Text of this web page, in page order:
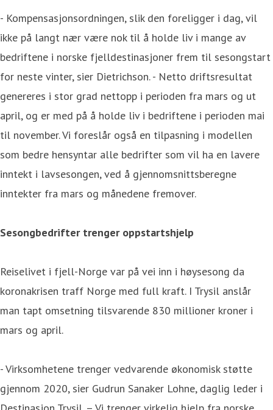
- Kompensasjonsordningen, slik den foreligger i dag, vil
ikke på langt nær være nok til å holde liv i mange av
bedriftene i norske fjelldestinasjoner frem til sesongstart
for neste vinter, sier Dietrichson. - Netto driftsresultat
genereres i stor grad nettopp i perioden fra mars og ut
april, og er med på å holde liv i bedriftene i perioden mai
til november. Vi foreslår også en tilpasning i modellen
som bedre hensyntar alle bedrifter som vil ha en lavere
inntekt i lavsesongen, ved å gjennomsnittsberegne
inntekter fra mars og månedene fremover.
Sesongbedrifter trenger oppstartshjelp
Reiselivet i fjell-Norge var på vei inn i høysesong da
koronakrisen traff Norge med full kraft. I Trysil anslår
man tapt omsetning tilsvarende 830 millioner kroner i
mars og april.
- Virksomhetene trenger vedvarende økonomisk støtte
gjennom 2020, sier Gudrun Sanaker Lohne, daglig leder i